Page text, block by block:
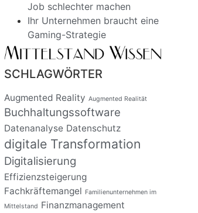
Job schlechter machen
Ihr Unternehmen braucht eine
Gaming-Strategie
SCHLAGWÖRTER
Augmented Reality Augmented Realität
Buchhaltungssoftware
Datenanalyse Datenschutz
digitale Transformation
Digitalisierung
Effizienzsteigerung
Fachkräftemangel Familienunternehmen im
Mittelstand Finanzmanagement